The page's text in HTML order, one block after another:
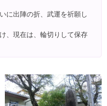
に出陣の折、武運を祈願し
、現在は、輪切りして保存